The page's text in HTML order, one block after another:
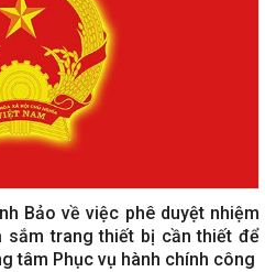
Bảo về việc phê duyệt nhiệm
sắm trang thiết bị cần thiết để
tâm Phục vụ hành chính công